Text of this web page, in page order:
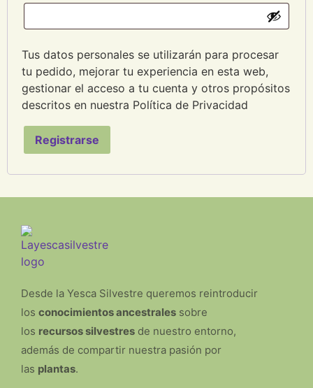
Tus datos personales se utilizarán para procesar
tu pedido, mejorar tu experiencia en esta web,
gestionar el acceso a tu cuenta y otros propósitos
descritos en nuestra Política de Privacidad
Registrarse
Desde la Yesca Silvestre queremos reintroducir
los conocimientos ancestrales sobre
los recursos silvestres de nuestro entorno,
además de compartir nuestra pasión por
las plantas.